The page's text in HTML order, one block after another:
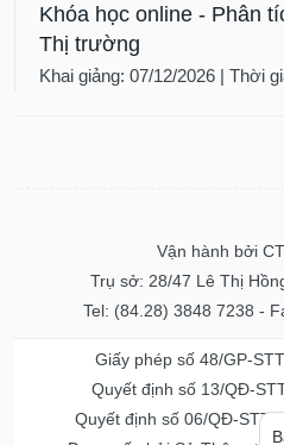
Khóa học online - Phân
Thị trường
Khai giảng: 07/12/2026 | Thời
Vận hành bởi
Trụ sở: 28/47 Lê Thị
Tel: (84.28) 3848 7238 -
Giấy phép số 48/GP-
Quyết định số 13/QĐ-
Quyết định số 06/QĐ-